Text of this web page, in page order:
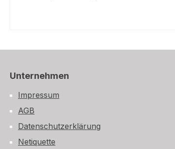
Unternehmen
Impressum
AGB
Datenschutzerklärung
Netiquette